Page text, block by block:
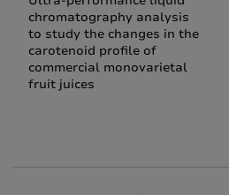
chromatography analysis
to study the changes in the
carotenoid profile of
commercial monovarietal
fruit juices